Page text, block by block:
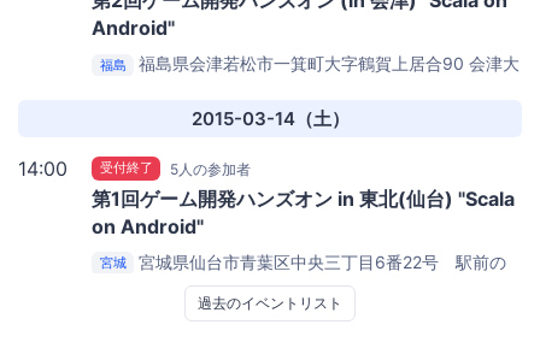
Android"
福島 福島県会津若松市一箕町大字鶴賀上居合90 会津大
2015-03-14（土）
14:00 受付終了 5人の参加者
第1回ゲーム開発ハンズオン in 東北(仙台) "Scala
on Android"
宮城
宮城県仙台市青葉区中央三丁目6番22号 駅前の
駅前のぞみビル 4F会議室A
過去のイベントリスト